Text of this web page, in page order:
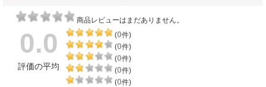
商品レビューはまだありません。
0.0
評価の平均
(0件)
(0件)
(0件)
(0件)
(0件)